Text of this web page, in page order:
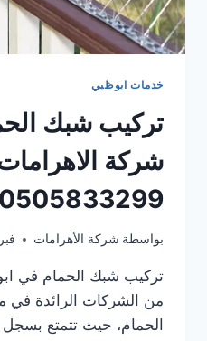
خدمات ابوظبي
تركيب شبك
شركة
0505833299
بواسطة شركة الأهرامات فبراير
تركيب شبك الحمام في
من الشركات الرائدة
الحمام، حيث تتمتع